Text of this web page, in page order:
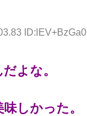
ID:lEV+BzGa0
よな。
しかった。